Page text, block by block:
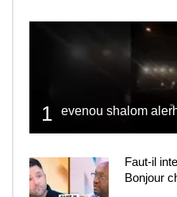
1
Faut-il
Bonjour